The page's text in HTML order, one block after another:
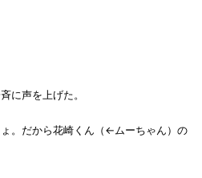
に声を上げた。
ょ。だから花崎くん（←ムーちゃん）の